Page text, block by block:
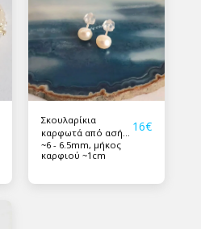
Σκουλαρίκια
καρφωτά από ασήμι
925 με μαργαριτάρια
16€
~6 - 6.5mm, μήκος
καρφιού ~1cm